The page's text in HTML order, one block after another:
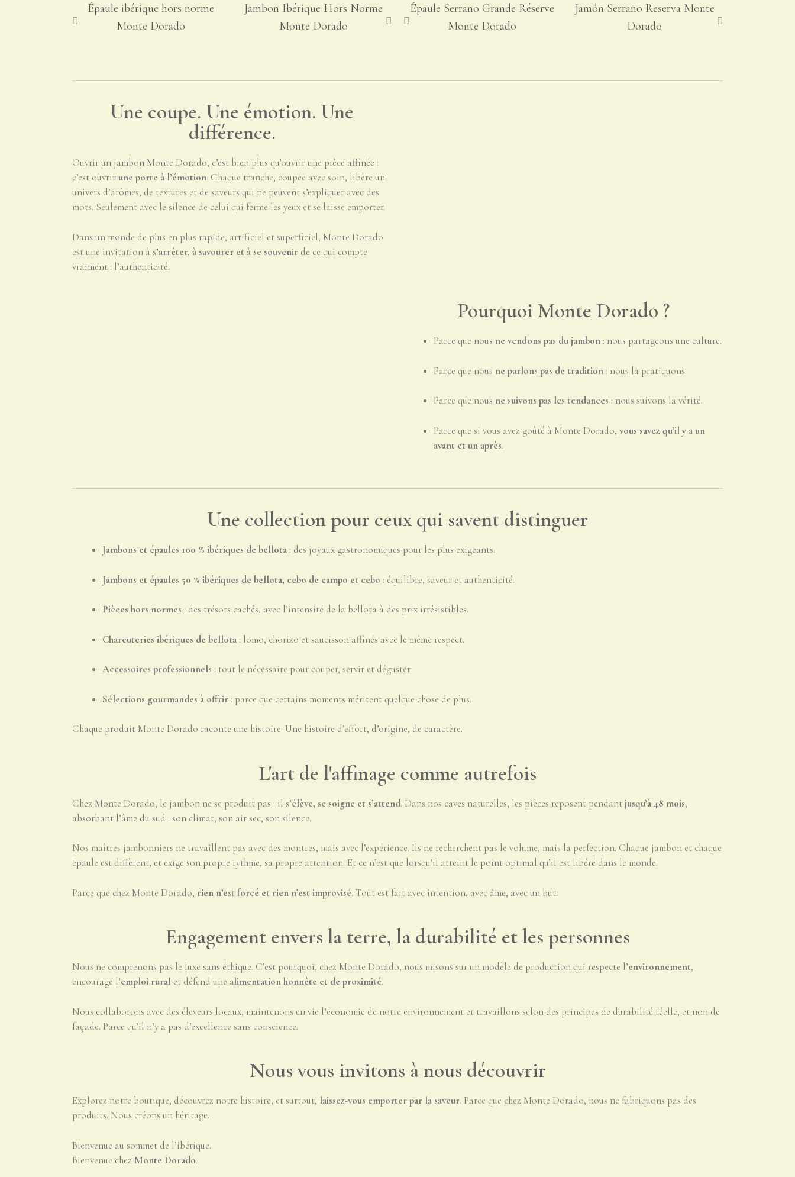
Épaule ibérique hors norme
Monte Dorado
Jambon Ibérique Hors Norme
Monte Dorado
Épaule Serrano Grande Réserve
Monte Dorado
Jamón Serrano Reserva Monte
Dorado
Une coupe. Une émotion. Une
différence.
Ouvrir un jambon Monte Dorado, c’est bien plus qu’ouvrir une pièce affinée :
c’est ouvrirune porte à l’émotion. Chaque tranche, coupée avec soin, libère un
univers d’arômes, de textures et de saveurs qui ne peuvent s’expliquer avec des
mots. Seulement avec le silence de celui qui ferme les yeux et se laisse emporter.
Dans un monde de plus en plus rapide, artificiel et superficiel, Monte Dorado
est une invitation à s’arrêter, à savourer et à se souvenir de ce qui compte
vraiment : l’authenticité.
Pourquoi Monte Dorado ?
Parce que nous ne vendons pas du jambon : nous partageons une culture.
Parce que nous ne parlons pas de tradition : nous la pratiquons.
Parce que nous ne suivons pas les tendances : nous suivons la vérité.
Parce que si vous avez goûté à Monte Dorado, vous savez qu’il y a un
avant et un après.
Une collection pour ceux qui savent distinguer
Jambons et épaules 100 % ibériques de bellota : des joyaux gastronomiques pour les plus exigeants.
Jambons et épaules 50 % ibériques de bellota, cebo de campo et cebo : équilibre, saveur et authenticité.
Pièces hors normes : des trésors cachés, avec l’intensité de la bellota à des prix irrésistibles.
Charcuteries ibériques de bellota : lomo, chorizo et saucisson affinés avec le même respect.
Accessoires professionnels : tout le nécessaire pour couper, servir et déguster.
Sélections gourmandes à offrir : parce que certains moments méritent quelque chose de plus.
Chaque produit Monte Dorado raconte une histoire. Une histoire d’effort, d’origine, de caractère.
L'art de l'affinage comme autrefois
Chez Monte Dorado, le jambon ne se produit pas : il s’élève, se soigne et s’attend. Dans nos caves naturelles, les pièces reposent pendantjusqu’à 48 mois,
absorbant l’âme du sud : son climat, son air sec, son silence.
Nos maîtres jambonniers ne travaillent pas avec des montres, mais avec l’expérience. Ils ne recherchent pas le volume, mais la perfection. Chaque jambon et chaque
épaule est différent, et exige son propre rythme, sa propre attention. Et ce n’est que lorsqu’il atteint le point optimal qu’il est libéré dans le monde.
Parce que chez Monte Dorado, rien n’est forcé et rien n’est improvisé. Tout est fait avec intention, avec âme, avec un but.
Engagement envers la terre, la durabilité et les personnes
Nous ne comprenons pas le luxe sans éthique. C’est pourquoi, chez Monte Dorado, nous misons sur un modèle de production qui respecte l’environnement,
encourage l’emploi rural et défend une alimentation honnête et de proximité.
Nous collaborons avec des éleveurs locaux, maintenons en vie l’économie de notre environnement et travaillons selon des principes de durabilité réelle, et non de
façade. Parce qu’il n’y a pas d’excellence sans conscience.
Nous vous invitons à nous découvrir
Explorez notre boutique, découvrez notre histoire, et surtout, laissez-vous emporter par la saveur. Parce que chez Monte Dorado, nous ne fabriquons pas des
produits. Nous créons un héritage.
Bienvenue au sommet de l’ibérique.
Bienvenue chez Monte Dorado.